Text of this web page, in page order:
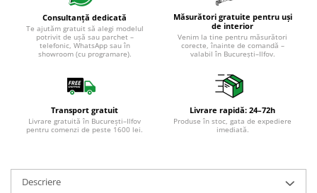
Consultanță dedicată
Te ajutăm gratuit să alegi modelul
potrivit de ușă sau parchet –
telefonic, WhatsApp sau în
showroom (cu programare).
Măsurători gratuite pentru uși
de interior
Venim la tine pentru măsurători
corecte, înainte de comandă –
valabil în București–Ilfov.
Transport gratuit
Livrare gratuită în București–Ilfov
pentru comenzi de peste 1600 lei.
Livrare rapidă: 24–72h
Produse în stoc, gata de expediere
imediată.
Descriere